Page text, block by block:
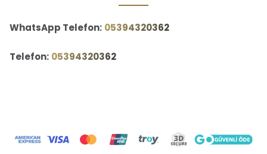
WhatsApp Telefon: ‪05394320362‬
Telefon: ‪05394320362‬